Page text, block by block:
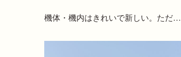
機体・機内はきれいで新しい。ただ…